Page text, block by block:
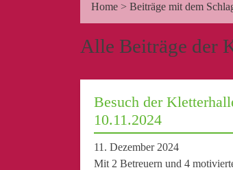
Home > Beiträge mit dem
Alle Beiträge der
Besuch der
10.11.2024
11. Dezember 2024
Mit 2 Betreuern und 4